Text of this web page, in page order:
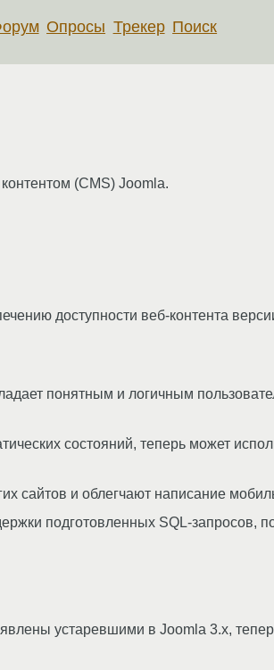
Опросы Трекер Поиск
(CMS) Joomla.
доступности веб-контента
понятным и логичным
состояний, теперь может
сайтов и облегчают написание
подготовленных SQL-запросов,
устаревшими в Joomla 3.x,